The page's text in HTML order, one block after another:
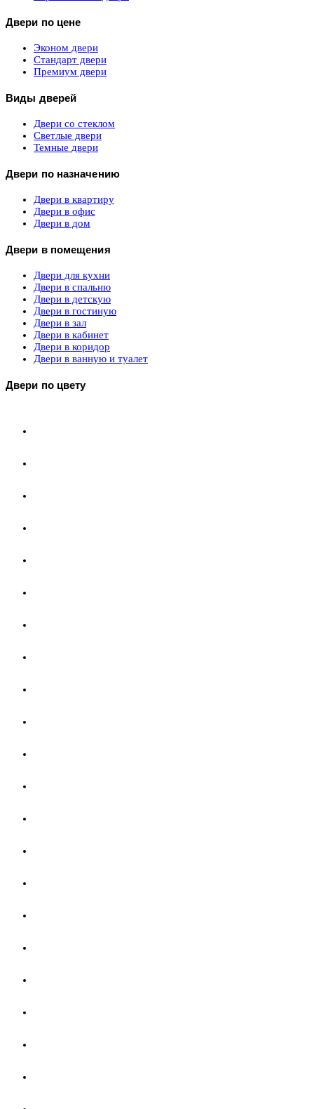
Двери по цене
Эконом двери
Стандарт двери
Премиум двери
Виды дверей
Двери со стеклом
Светлые двери
Темные двери
Двери по назначению
Двери в квартиру
Двери в офис
Двери в дом
Двери в помещения
Двери для кухни
Двери в спальню
Двери в детскую
Двери в гостиную
Двери в зал
Двери в кабинет
Двери в коридор
Двери в ванную и туалет
Двери по цвету